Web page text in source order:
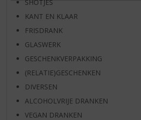
SHOTJES
KANT EN KLAAR
FRISDRANK
GLASWERK
GESCHENKVERPAKKING
(RELATIE)GESCHENKEN
DIVERSEN
ALCOHOLVRIJE DRANKEN
VEGAN DRANKEN